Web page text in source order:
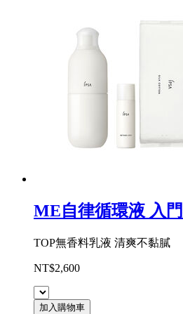
ME自律循環液 入
TOP無香料乳液 清爽不黏膩
NT$2,600
加入購物車